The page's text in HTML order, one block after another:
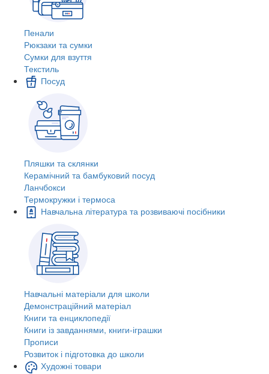
Пенали
Рюкзаки та сумки
Сумки для взуття
Текстиль
Посуд
Пляшки та склянки
Керамічний та бамбуковий посуд
Ланчбокси
Термокружки і термоса
Навчальна література та розвиваючі посібники
Навчальні матеріали для школи
Демонстраційний матеріал
Книги та енциклопедії
Книги із завданнями, книги-іграшки
Прописи
Розвиток і підготовка до школи
Художні товари